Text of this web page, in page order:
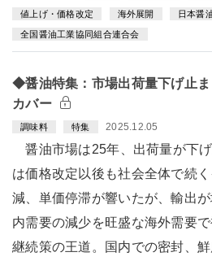
値上げ・価格改定 海外展開 日本醤
全国醤油工業協同組合連合会
◆醤油特集：市場出荷量下げ止
カバー
調味料 特集 2025.12.05
醤油市場は25年、出荷量が下
は価格改定以後も社会全体で続
減、単価停滞が響いたが、輸出
内需要の減少を旺盛な海外需要
継続策の王道。国内での密封、